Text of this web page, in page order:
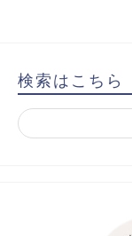
検索はこちら